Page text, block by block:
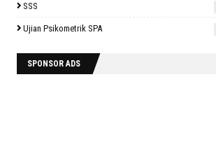
SSS
Ujian Psikometrik SPA
SPONSOR ADS